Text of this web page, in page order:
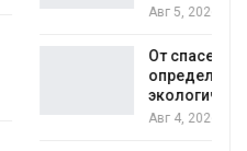
до цифровых экотроп:
Детского